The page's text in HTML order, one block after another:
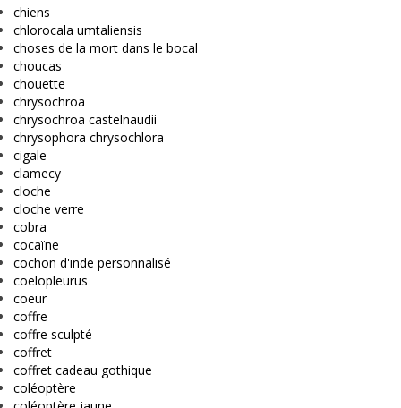
chiens
chlorocala umtaliensis
choses de la mort dans le bocal
choucas
chouette
chrysochroa
chrysochroa castelnaudii
chrysophora chrysochlora
cigale
clamecy
cloche
cloche verre
cobra
cocaïne
cochon d'inde personnalisé
coelopleurus
coeur
coffre
coffre sculpté
coffret
coffret cadeau gothique
coléoptère